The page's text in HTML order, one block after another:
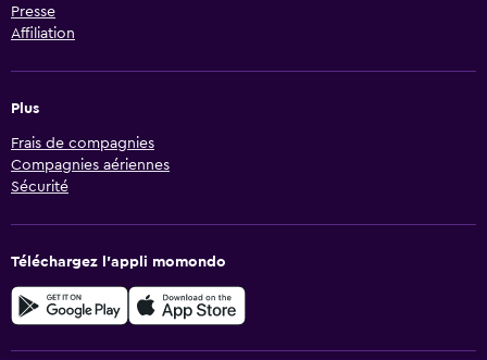
Presse
Affiliation
Plus
Frais de compagnies
Compagnies aériennes
Sécurité
Téléchargez l’appli momondo